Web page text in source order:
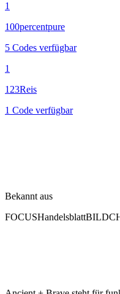
1
100percentpure
5 Codes verfügbar
1
123Reis
1 Code verfügbar
Bekannt aus
FOCUSHandelsblattBILD